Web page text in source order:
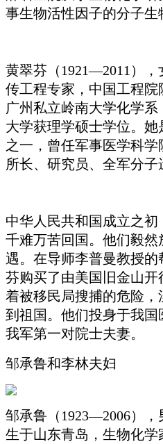
事生物活性因子的分子生
黄翠芬（1921—2011）
传工程专家，中国工程院
广州私立岭南大学化学系
大学获理学硕士学位。她
之一，曾任军事医学科
所长、研究员、全军分子
中华人民共和国成立之
千难万苦回国。他们毅
遇。在导师李普曼教授
芬购买了由美国旧金山开
着被移民局搜捕的危险，
到祖国。他们投身于我
我军第一对院士夫妻。
邹承鲁和李林夫妇
邹承鲁（1923—2006），
生于山东青岛，生物化学